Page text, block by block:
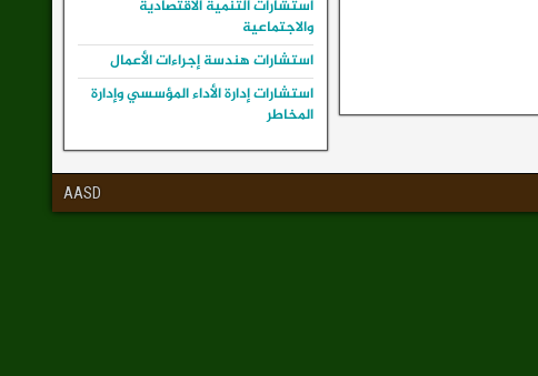
استشارات التنمية الاقتصادية
والاجتماعية
استشارات هندسة إجراءات الأعمال
استشارات إدارة الأداء المؤسسي وإدارة
المخاطر
AASD